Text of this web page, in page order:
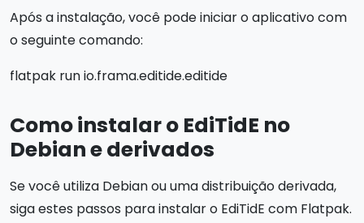
Após a instalação, você pode iniciar o aplicativo com
o seguinte comando:
flatpak run io.frama.editide.editide
Como instalar o EdiTidE no
Debian e derivados
Se você utiliza Debian ou uma distribuição derivada,
siga estes passos para instalar o EdiTidE com Flatpak.